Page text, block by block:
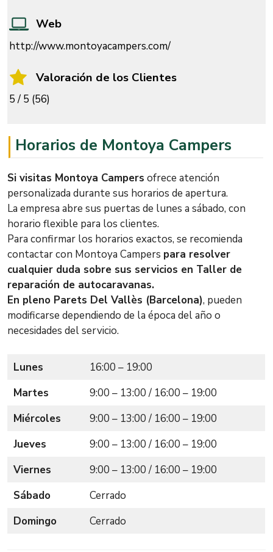
Web
http://www.montoyacampers.com/
Valoración de los Clientes
5 / 5 (56)
Horarios de Montoya Campers
Si visitas Montoya Campers ofrece atención
personalizada durante sus horarios de apertura.
La empresa abre sus puertas de lunes a sábado, con
horario flexible para los clientes.
Para confirmar los horarios exactos, se recomienda
contactar con Montoya Campers para resolver
cualquier duda sobre sus servicios en Taller de
reparación de autocaravanas.
En pleno Parets Del Vallès (Barcelona), pueden
modificarse dependiendo de la época del año o
necesidades del servicio.
Lunes
16:00 – 19:00
Martes
9:00 – 13:00 / 16:00 – 19:00
Miércoles
9:00 – 13:00 / 16:00 – 19:00
Jueves
9:00 – 13:00 / 16:00 – 19:00
Viernes
9:00 – 13:00 / 16:00 – 19:00
Sábado
Cerrado
Domingo
Cerrado